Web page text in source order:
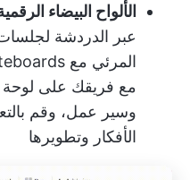
الألواح البيضاء
عبر الدردشة
المرئي مع
مع فريقك على لوحة
وسير عمل، وقم
الأفكار وتطويرها